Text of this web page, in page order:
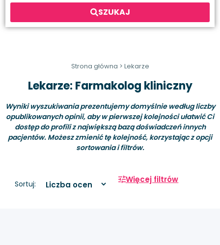
SZUKAJ
Strona główna > Lekarze
Lekarze: Farmakolog kliniczny
Wyniki wyszukiwania prezentujemy domyślnie według liczby
opublikowanych opinii, aby w pierwszej kolejności ułatwić Ci
dostęp do profili z największą bazą doświadczeń innych
pacjentów. Możesz zmienić tę kolejność, korzystając z opcji
sortowania i filtrów.
Sortuj: Więcej filtrów